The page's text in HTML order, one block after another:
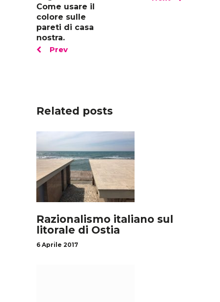
Come usare il
colore sulle
pareti di casa
nostra.
Prev
Related posts
Razionalismo italiano sul
litorale di Ostia
6 Aprile 2017